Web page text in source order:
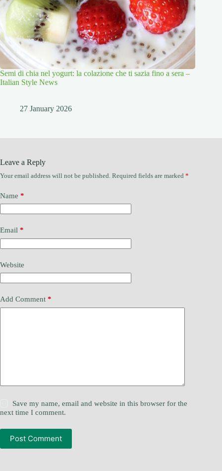
Semi di chia nel yogurt: la colazione che ti sazia fino a sera –
Italian Style News
27 January 2026
Leave a Reply
Your email address will not be published. Required fields are marked *
Name *
Email *
Website
Add Comment *
Save my name, email and website in this browser for the
next time I comment.
Post Comment